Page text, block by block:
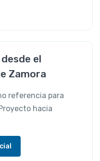
el
Zamora
referencia para
hacia